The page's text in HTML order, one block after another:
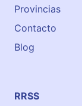
Provincias
Contacto
Blog
RRSS